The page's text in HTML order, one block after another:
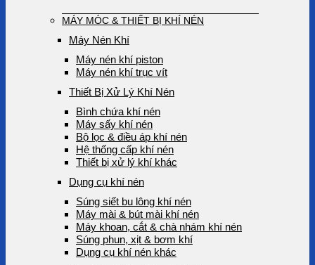
MÁY MÓC & THIẾT BỊ KHÍ NÉN
Máy Nén Khí
Máy nén khí piston
Máy nén khí trục vít
Thiết Bị Xử Lý Khí Nén
Bình chứa khí nén
Máy sấy khí nén
Bộ lọc & điều áp khí nén
Hệ thống cấp khí nén
Thiết bị xử lý khí khác
Dụng cụ khí nén
Súng siết bu lông khí nén
Máy mài & bút mài khí nén
Máy khoan, cắt & chà nhám khí nén
Súng phun, xịt & bơm khí
Dụng cụ khí nén khác